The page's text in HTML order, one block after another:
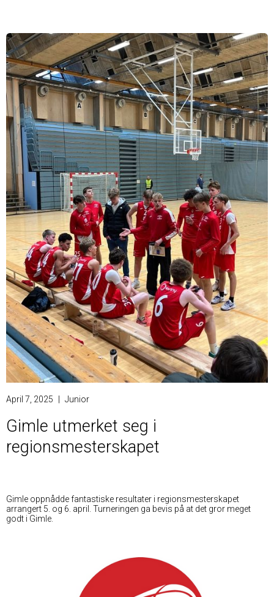
April 7, 2025 | Junior
Gimle utmerket seg i
regionsmesterskapet
Gimle oppnådde fantastiske resultater i regionsmesterskapet
arrangert 5. og 6. april. Turneringen ga bevis på at det gror meget
godt i Gimle.